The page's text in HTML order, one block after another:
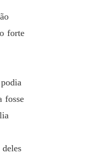
forte
fosse